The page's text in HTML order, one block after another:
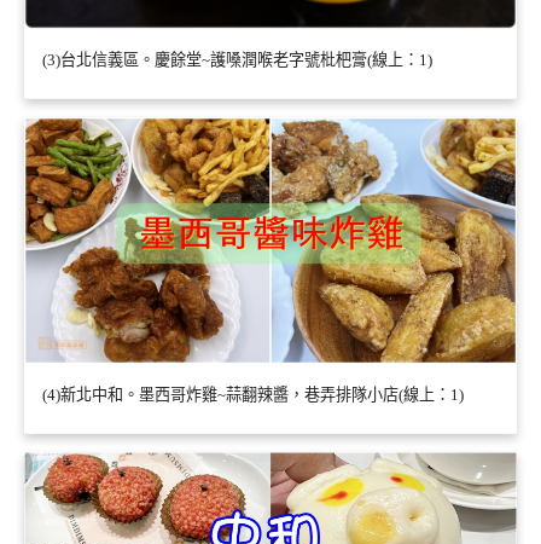
(3)台北信義區。慶餘堂~護嗓潤喉老字號枇杷膏(線上：1)
(4)新北中和。墨西哥炸雞~蒜翻辣醬，巷弄排隊小店(線上：1)